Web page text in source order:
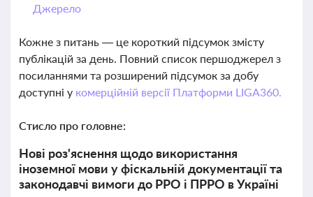
Джерело
Кожне з питань — це короткий підсумок змісту
публікацій за день. Повний список першоджерел з
посиланнями та розширений підсумок за добу
доступні у комерційній версії Платформи LIGA360.
Стисло про головне:
Нові роз'яснення щодо використання
іноземної мови у фіскальній документації та
законодавчі вимоги до РРО і ПРРО в Україні